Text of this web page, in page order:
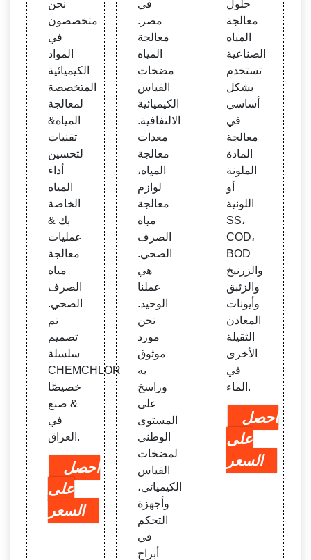
الصر
ف ال
صحي
نحن
متخصصون
في
المواد
الكيميائية
المتخصصة
لمعالجة
المياه&
تقنيات
لتحسين
أداء
المياه
الخاصة
بك &
عمليات
معالجة
مياه
الصرف
الصحي.
تم
تصميم
سلسلة
CHEMCHLOR
خصيصًا
& صنع
في
العراق.
احصل
على
السعر
في
مصر.
معالجة
المياه
مضخات
القياس
الكيميائية
الالتفافية.
معدات
معالجة
المياه،
لوازم
معالجة
مياه
الصرف
الصحي.
هي
عملنا
الوحيد.
نحن
مورد
موثوق
به
وراسخ
على
المستوى
الوطني
لمضخات
القياس
الكيميائي،
وأجهزة
التحكم
في
أبراج
ب
حلول
معالجة
المياه
الصناعية
تستخدم
بشكل
أساسي
في
معالجة
المادة
الملونة
أو
اللونية
SS،
COD،
BOD
والزرنيخ
والزئبق
وأيونات
المعادن
الثقيلة
الأخرى
في
الماء.
احصل
على
السعر